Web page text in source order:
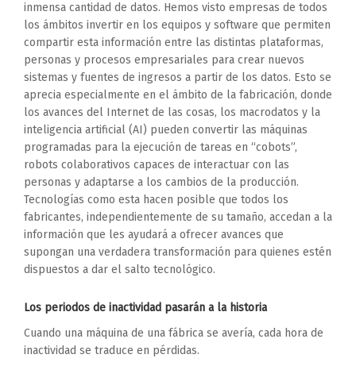
inmensa cantidad de datos. Hemos visto empresas de todos
los ámbitos invertir en los equipos y software que permiten
compartir esta información entre las distintas plataformas,
personas y procesos empresariales para crear nuevos
sistemas y fuentes de ingresos a partir de los datos. Esto se
aprecia especialmente en el ámbito de la fabricación, donde
los avances del Internet de las cosas, los macrodatos y la
inteligencia artificial (AI) pueden convertir las máquinas
programadas para la ejecución de tareas en “cobots”,
robots colaborativos capaces de interactuar con las
personas y adaptarse a los cambios de la producción.
Tecnologías como esta hacen posible que todos los
fabricantes, independientemente de su tamaño, accedan a la
información que les ayudará a ofrecer avances que
supongan una verdadera transformación para quienes estén
dispuestos a dar el salto tecnológico.
Los periodos de inactividad pasarán a la historia
Cuando una máquina de una fábrica se avería, cada hora de
inactividad se traduce en pérdidas.